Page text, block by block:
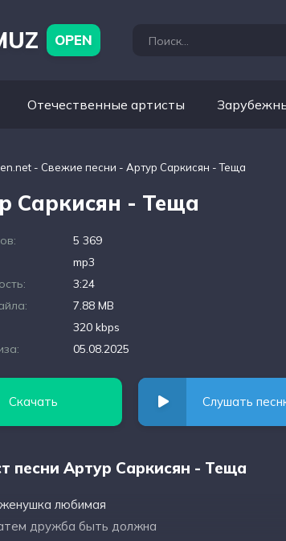
OPEN
Отечественные артисты
- Свежие песни - Артур Саркисян - Теща
Саркисян - Теща
5 369
mp3
3:24
7.88 MB
320 kbps
05.08.2025
Скачать Слушать
песни Артур Саркисян - Теща
любимая
дружба быть должна